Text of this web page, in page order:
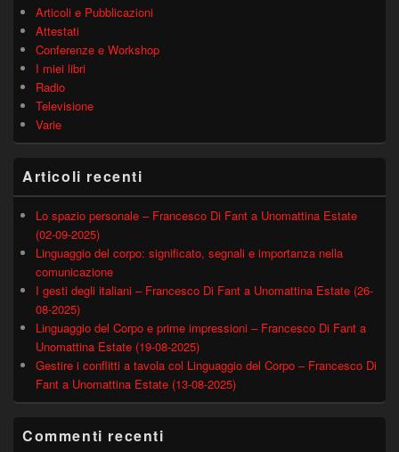
Articoli e Pubblicazioni
Attestati
Conferenze e Workshop
I miei libri
Radio
Televisione
Varie
Articoli recenti
Lo spazio personale – Francesco Di Fant a Unomattina Estate
(02-09-2025)
Linguaggio del corpo: significato, segnali e importanza nella
comunicazione
I gesti degli italiani – Francesco Di Fant a Unomattina Estate (26-
08-2025)
Linguaggio del Corpo e prime impressioni – Francesco Di Fant a
Unomattina Estate (19-08-2025)
Gestire i conflitti a tavola col Linguaggio del Corpo – Francesco Di
Fant a Unomattina Estate (13-08-2025)
Commenti recenti